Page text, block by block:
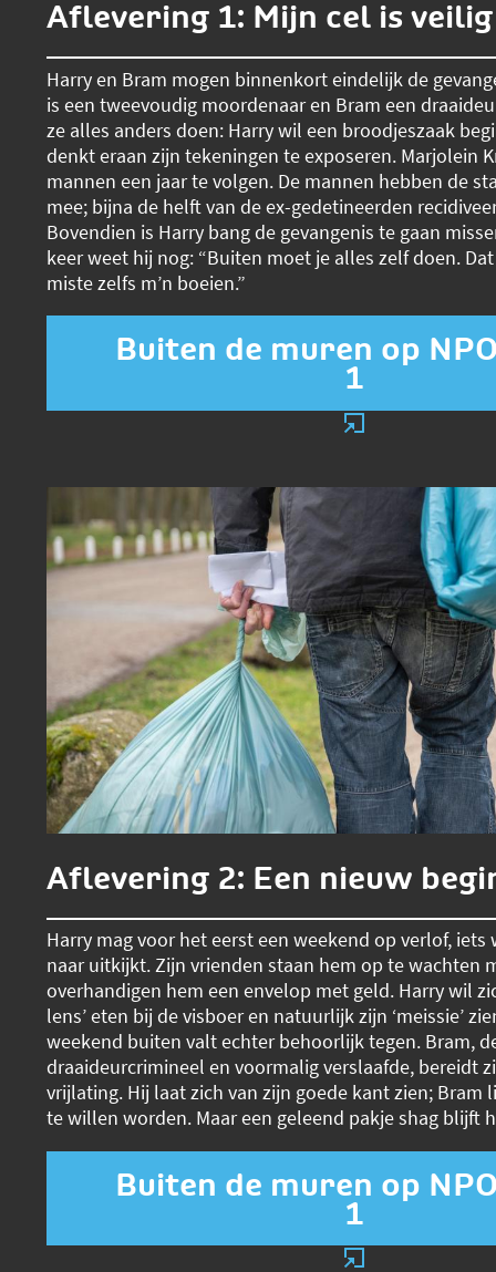
Aflevering 1: Mijn cel is veilig
Harry en Bram mogen binnenkort eindelijk de
is een tweevoudig moordenaar en Bram een
ze alles anders doen: Harry wil een broodjeszaak
denkt eraan zijn tekeningen te exposeren. Marjolein
mannen een jaar te volgen. De mannen hebben de
mee; bijna de helft van de ex-gedetineerden
Bovendien is Harry bang de gevangenis te gaan
keer weet hij nog: “Buiten moet je alles zelf doen.
miste zelfs m’n boeien.”
Buiten de muren op
1
Aflevering 2: Een nieuw
Harry mag voor het eerst een weekend op verlof, iets
naar uitkijkt. Zijn vrienden staan hem op te wachten
overhandigen hem een envelop met geld. Harry wil
lens’ eten bij de visboer en natuurlijk zijn ‘meissie’
weekend buiten valt echter behoorlijk tegen. Bram,
draaideurcrimineel en voormalig verslaafde, bereidt
vrijlating. Hij laat zich van zijn goede kant zien; Bram
te willen worden. Maar een geleend pakje shag blijft
Buiten de muren op
1